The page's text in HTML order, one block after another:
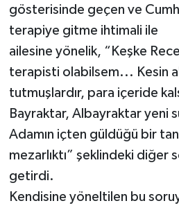
gösterisinde geçen ve
terapiye gitme ihtimali ile
ailesine yönelik, “Keşke
terapisti olabilsem... Kesin
tutmuşlardır, para içeride
Bayraktar, Albayraktar yeni
Adamın içten güldüğü bir
mezarlıktı” şeklindeki diğer
getirdi.
Kendisine yöneltilen bu